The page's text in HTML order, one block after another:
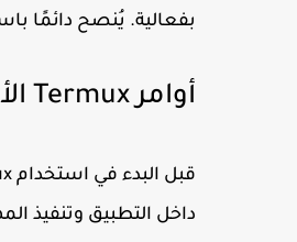
بفعالية. يُنصح دائمًا
أوامر Termux الأساسية للمبتدئين
داخل التطبيق وتنفيذ